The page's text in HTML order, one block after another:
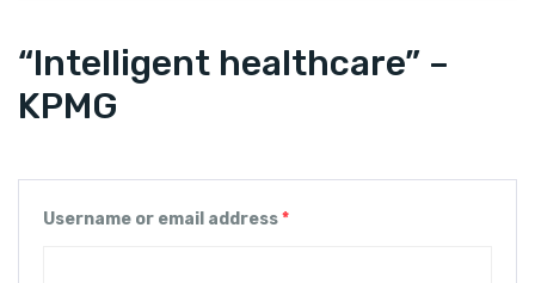
“Intelligent healthcare” –
KPMG
Username or email address*